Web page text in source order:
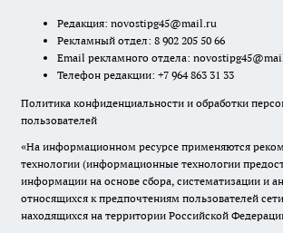
Редакция: novostipg45@mail.ru
Рекламный отдел: 8 902 205 50 66
Email рекламного отдела:
Телефон редакции: +7 964 863 31 33
Политика конфиденциальности и обработки
пользователей
«На информационном ресурсе применяются
технологии (информационные технологии
информации на основе сбора, систематизации и
относящихся к предпочтениям пользователей
находящихся на территории Российской